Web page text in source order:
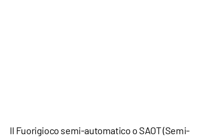
Il Fuorigioco semi-automatico o SAOT (Semi-